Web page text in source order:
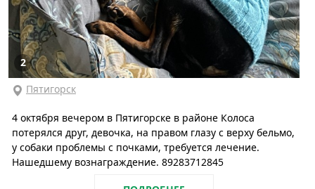
2
Пятигорск
4 октября вечером в Пятигорске в районе Колоса
потерялся друг, девочка, на правом глазу с верху бельмо,
у собаки проблемы с почками, требуется лечение.
Нашедшему вознаграждение. 89283712845